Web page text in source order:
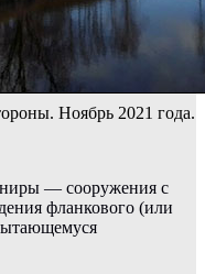
Ноябрь 2021 года.
— сооружения с
фланкового (или